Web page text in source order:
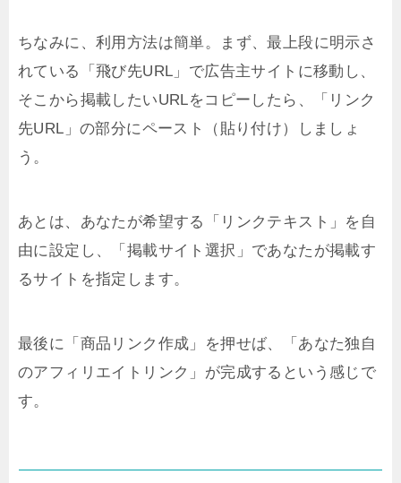
ちなみに、利用方法は簡単。まず、最上段に明示さ
れている「飛び先URL」で広告主サイトに移動し、
そこから掲載したいURLをコピーしたら、「リンク
先URL」の部分にペースト（貼り付け）しましょ
う。
あとは、あなたが希望する「リンクテキスト」を自
由に設定し、「掲載サイト選択」であなたが掲載す
るサイトを指定します。
最後に「商品リンク作成」を押せば、「あなた独自
のアフィリエイトリンク」が完成するという感じで
す。